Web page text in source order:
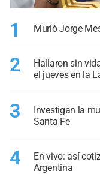
1 Murió Jorge
2
Hallaron sin
el jueves en la
3
Investigan la
Santa Fe
4
En vivo: así
Argentina